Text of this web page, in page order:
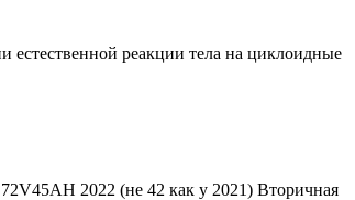
реакции тела на циклоидные
2022 (не 42 как у 2021) Bторичная